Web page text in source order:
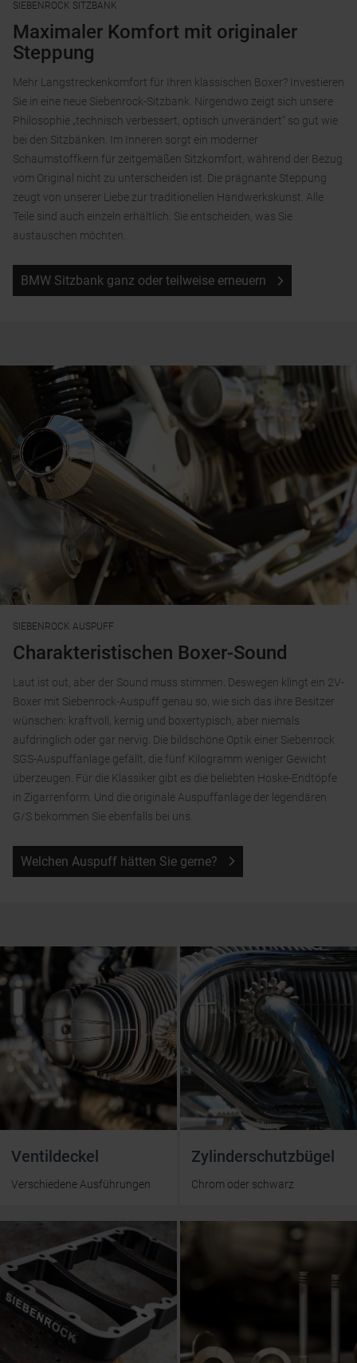
SIEBENROCK SITZBANK
Maximaler Komfort mit originaler
Steppung
Mehr Langstreckenkomfort für Ihren klassischen Boxer? Investieren
Sie in eine neue Siebenrock-Sitzbank. Nirgendwo zeigt sich unsere
Philosophie „technisch verbessert, optisch unverändert“ so gut wie
bei den Sitzbänken. Im Inneren sorgt ein moderner
Schaumstoffkern für zeitgemäßen Sitzkomfort, während der Bezug
vom Original nicht zu unterscheiden ist. Die prägnante Steppung
zeugt von unserer Liebe zur traditionellen Handwerkskunst. Alle
Teile sind auch einzeln erhältlich. Sie entscheiden, was Sie
austauschen möchten.
BMW Sitzbank ganz oder teilweise erneuern
SIEBENROCK AUSPUFF
Charakteristischen Boxer-Sound
Laut ist out, aber der Sound muss stimmen. Deswegen klingt ein 2V-
Boxer mit Siebenrock-Auspuff genau so, wie sich das ihre Besitzer
wünschen: kraftvoll, kernig und boxertypisch, aber niemals
aufdringlich oder gar nervig. Die bildschöne Optik einer Siebenrock
SGS-Auspuffanlage gefällt, die fünf Kilogramm weniger Gewicht
überzeugen. Für die Klassiker gibt es die beliebten Hoske-Endtöpfe
in Zigarrenform. Und die originale Auspuffanlage der legendären
G/S bekommen Sie ebenfalls bei uns.
Welchen Auspuff hätten Sie gerne?
Ventil­deckel
Verschiedene Ausführungen
Zylinder­schutz­bügel
Chrom oder schwarz